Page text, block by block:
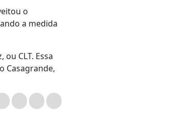
o
a medida
CLT. Essa
Casagrande,